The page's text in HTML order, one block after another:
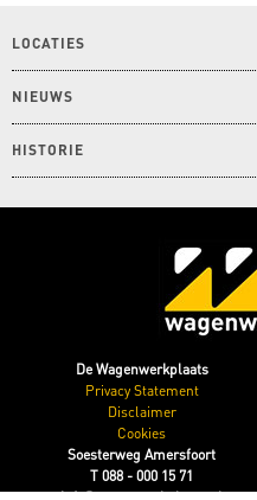
LOCATIES
NIEUWS
HISTORIE
De Wagenwerkplaats
Privacy Statement
Disclaimer
Cookies
Soesterweg Amersfoort
T 088 - 000 15 71